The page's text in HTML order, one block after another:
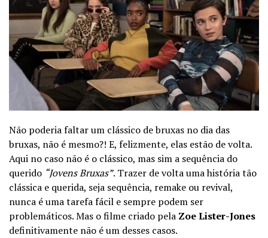
Não poderia faltar um clássico de bruxas no dia das
bruxas, não é mesmo?! E, felizmente, elas estão de volta.
Aqui no caso não é o clássico, mas sim a sequência do
querido “Jovens Bruxas”. Trazer de volta uma história tão
clássica e querida, seja sequência, remake ou revival,
nunca é uma tarefa fácil e sempre podem ser
problemáticos. Mas o filme criado pela Zoe Lister-Jones
definitivamente não é um desses casos.